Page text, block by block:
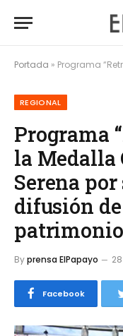
Portada » Programa “Retro Tour” recibió
REGIONAL
Programa
la Medalla
Serena
difusión
Byprensa ElPapayo
Facebook